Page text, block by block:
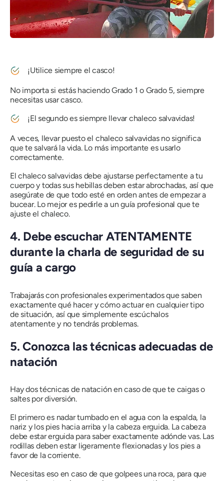
¡Utilice siempre el casco!
No importa si estás haciendo Grado 1 o Grado 5, siempre
necesitas usar casco.
¡El segundo es siempre llevar chaleco salvavidas!
A veces, llevar puesto el chaleco salvavidas no significa
que te salvará la vida. Lo más importante es usarlo
correctamente.
El chaleco salvavidas debe ajustarse perfectamente a tu
cuerpo y todas sus hebillas deben estar abrochadas, así que
asegúrate de que todo esté en orden antes de empezar a
bucear. Lo mejor es pedirle a un guía profesional que te
ajuste el chaleco.
4. Debe escuchar ATENTAMENTE
durante la charla de seguridad de su
guía a cargo
Trabajarás con profesionales experimentados que saben
exactamente qué hacer y cómo actuar en cualquier tipo
de situación, así que simplemente escúchalos
atentamente y no tendrás problemas.
5. Conozca las técnicas adecuadas de
natación
Hay dos técnicas de natación en caso de que te caigas o
saltes por diversión.
El primero es nadar tumbado en el agua con la espalda, la
nariz y los pies hacia arriba y la cabeza erguida. La cabeza
debe estar erguida para saber exactamente adónde vas. Las
rodillas deben estar ligeramente flexionadas y los pies a
favor de la corriente.
Necesitas eso en caso de que golpees una roca, para que